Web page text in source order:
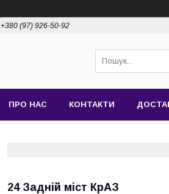
+380 (97) 926-50-92
ПРО НАС КОНТАКТИ
24 Задній міст КрАЗ